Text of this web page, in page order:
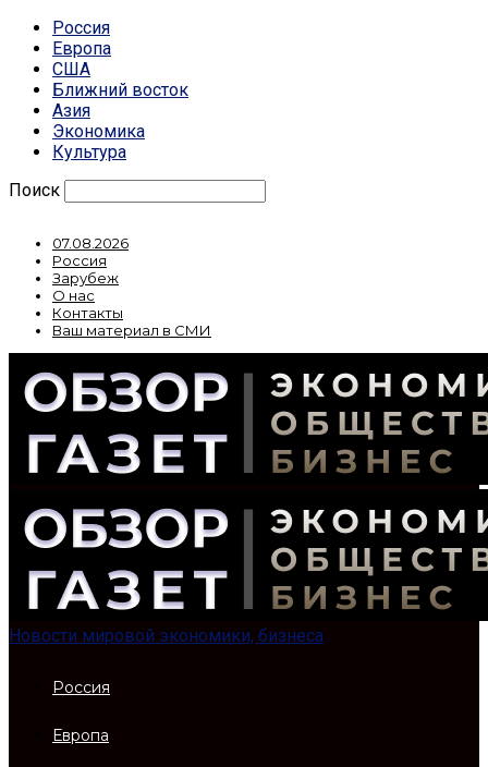
Россия
Европа
США
Ближний восток
Азия
Экономика
Культура
Поиск
07.08.2026
Россия
Зарубеж
О нас
Контакты
Ваш материал в СМИ
Новости мировой экономики, бизнеса
Россия
Европа